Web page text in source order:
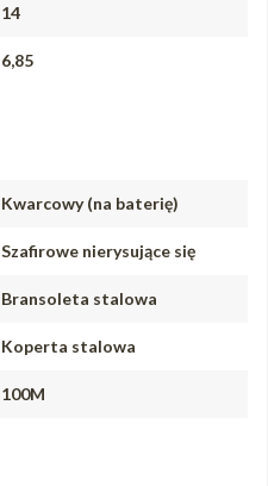
14
6,85
Kwarcowy (na baterię)
Szafirowe nierysujące się
Bransoleta stalowa
Koperta stalowa
100M